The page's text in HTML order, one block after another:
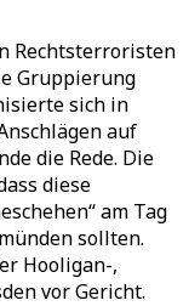
Rechtsterroristen
Gruppierung
sich in
auf
die Rede. Die
diese
am Tag
sollten.
Hooligan-,
vor Gericht.